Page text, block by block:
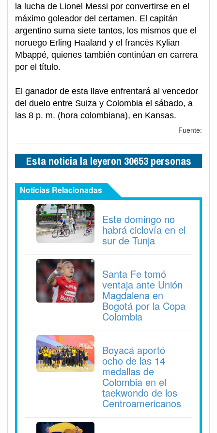
la lucha de Lionel Messi por convertirse en el
máximo goleador del certamen. El capitán
argentino suma siete tantos, los mismos que el
noruego Erling Haaland y el francés Kylian
Mbappé, quienes también continúan en carrera
por el título.
El ganador de esta llave enfrentará al vencedor
del duelo entre Suiza y Colombia el sábado, a
las 8 p. m. (hora colombiana), en Kansas.
Fuente:
Esta noticia la leyeron 30653 personas
Noticias Relacionadas
Este domingo no
habrá ciclovía en el
sur de Tunja
Santa Fe tomó
ventaja ante Unión
Magdalena en
Bogotá por la Copa
Colombia
Boyacá aportó
ocho de las 14
medallas de
Colombia en el
taekwondo de los
Centroamericanos